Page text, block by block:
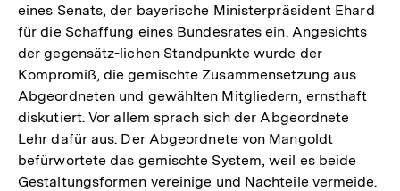
eines Senats, der bayerische Ministerpräsident Ehard
für die Schaffung eines Bundesrates ein. Angesichts
der gegensätz-lichen Standpunkte wurde der
Kompromiß, die gemischte Zusammensetzung aus
Abgeordneten und gewählten Mitgliedern, ernsthaft
diskutiert. Vor allem sprach sich der Abgeordnete
Lehr dafür aus. Der Abgeordnete von Mangoldt
befürwortete das gemischte System, weil es beide
Gestaltungsformen vereinige und Nachteile vermeide.